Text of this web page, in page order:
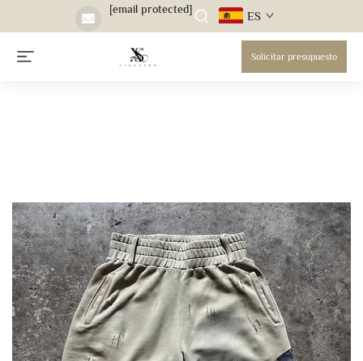
[email protected] ES
Solicitar presupuesto